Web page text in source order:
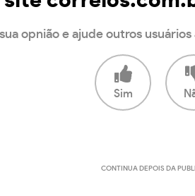
opnião e ajude outros
Sim
CONTINUA DEPOIS DA